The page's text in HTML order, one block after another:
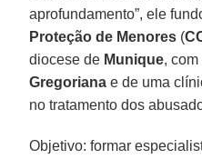
aprofundamento”, ele
Proteção de Menores (
diocese de Munique,
Gregoriana e de uma
no tratamento dos
Objetivo: formar